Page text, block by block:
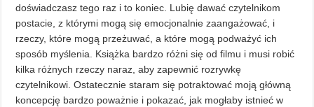
doświadczasz tego raz i to koniec. Lubię dawać czytelnikom
postacie, z którymi mogą się emocjonalnie zaangażować, i
rzeczy, które mogą przeżuwać, a które mogą podważyć ich
sposób myślenia. Książka bardzo różni się od filmu i musi robić
kilka różnych rzeczy naraz, aby zapewnić rozrywkę
czytelnikowi. Ostatecznie staram się potraktować moją główną
koncepcję bardzo poważnie i pokazać, jak mogłaby istnieć w